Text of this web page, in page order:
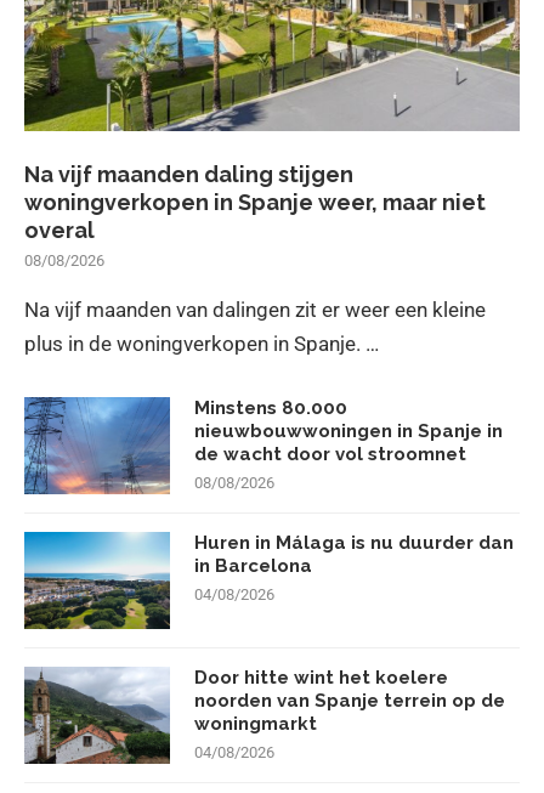
Na vijf maanden daling stijgen
woningverkopen in Spanje weer, maar niet
overal
08/08/2026
Na vijf maanden van dalingen zit er weer een kleine
plus in de woningverkopen in Spanje. …
Minstens 80.000
nieuwbouwwoningen in Spanje in
de wacht door vol stroomnet
08/08/2026
Huren in Málaga is nu duurder dan
in Barcelona
04/08/2026
Door hitte wint het koelere
noorden van Spanje terrein op de
woningmarkt
04/08/2026